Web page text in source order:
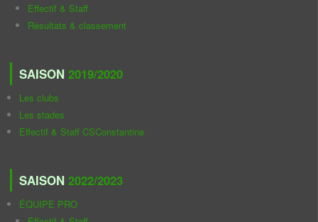
Effectif & Staff
Résultats & classement
SAISON 2019/2020
Les clubs
Les stades
Effectif & Staff CSConstantine
SAISON 2022/2023
ÉQUIPE PRO